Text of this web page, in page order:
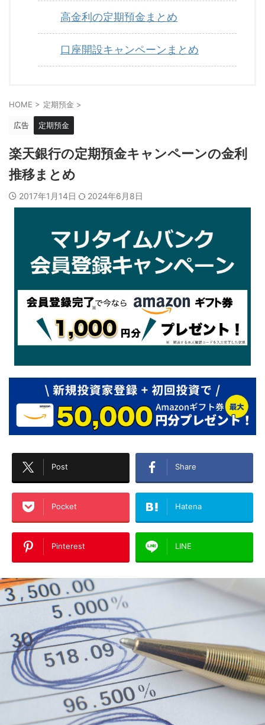
高金利の定期預金まとめ
口座開設キャンペーンまとめ
HOME > 定期預金 >
広告 定期預金
楽天銀行の定期預金キャンペーンの金利
推移まとめ
2017年1月14日 2024年6月8日
Post Share
Pocket Hatena
Pinterest LINE